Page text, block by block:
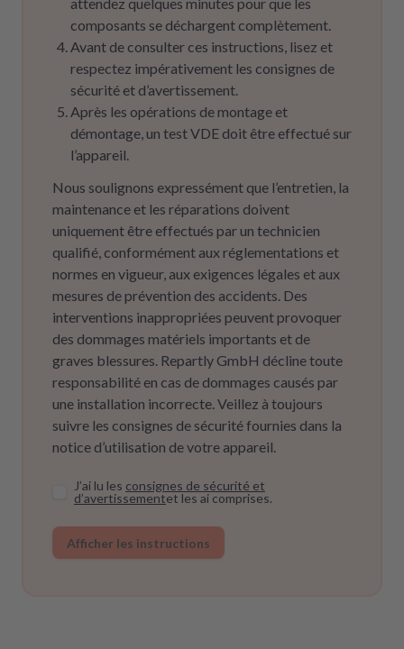
composants se déchargent complètement.
Avant de consulter ces instructions, lisez et
respectez impérativement les consignes de
sécurité et d’avertissement.
Après les opérations de montage et
démontage, un test VDE doit être effectué sur
l’appareil.
Nous soulignons expressément que l’entretien, la
maintenance et les réparations doivent
uniquement être effectués par un technicien
qualifié, conformément aux réglementations et
normes en vigueur, aux exigences légales et aux
mesures de prévention des accidents. Des
interventions inappropriées peuvent provoquer
des dommages matériels importants et de
graves blessures. Repartly GmbH décline toute
responsabilité en cas de dommages causés par
une installation incorrecte. Veillez à toujours
suivre les consignes de sécurité fournies dans la
notice d’utilisation de votre appareil.
J’ai lu les consignes de sécurité et
d’avertissementet les ai comprises.
Afficher les instructions